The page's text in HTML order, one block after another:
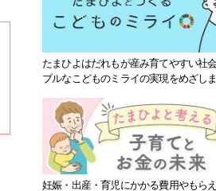
たまひよはだれもが産み育てやすい社
ブルなこどものミライの実現をめざし
妊娠・出産・育児にかかる費用やもら